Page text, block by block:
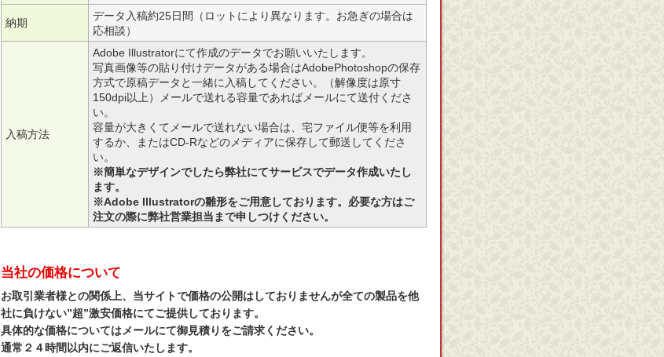
納期
データ入稿約25日間（ロットにより異なります。お急ぎの場合は
応相談）
入稿方法
Adobe Illustratorにて作成のデータでお願いいたします。
写真画像等の貼り付けデータがある場合はAdobePhotoshopの保存
方式で原稿データと一緒に入稿してください。（解像度は原寸
150dpi以上）メールで送れる容量であればメールにて送付くださ
い。
容量が大きくてメールで送れない場合は、宅ファイル便等を利用
するか、またはCD-Rなどのメディアに保存して郵送してくださ
い。
※簡単なデザインでしたら弊社にてサービスでデータ作成いたし
ます。
※Adobe Illustratorの雛形をご用意しております。必要な方はご
注文の際に弊社営業担当まで申しつけください。
当社の価格について
お取引業者様との関係上、当サイトで価格の公開はしておりませんが全ての製品を他
社に負けない”超”激安価格にてご提供しております。
具体的な価格についてはメールにて御見積りをご請求ください。
通常２４時間以内にご返信いたします。